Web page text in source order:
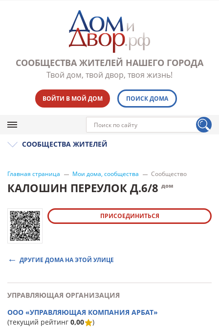
СООБЩЕСТВА ЖИТЕЛЕЙ НАШЕГО ГОРОДА
Твой дом, твой двор, твоя жизнь!
ВОЙТИ В МОЙ ДОМ ПОИСК ДОМА
СООБЩЕСТВА ЖИТЕЛЕЙ
Главная страница Мои дома, сообщества Сообщество
КАЛОШИН ПЕРЕУЛОК Д.6/8 дом
ПРИСОЕДИНИТЬСЯ
ДРУГИЕ ДОМА НА ЭТОЙ УЛИЦЕ
УПРАВЛЯЮЩАЯ ОРГАНИЗАЦИЯ
ООО «УПРАВЛЯЮЩАЯ КОМПАНИЯ АРБАТ»
(текущий рейтинг 0,00
)